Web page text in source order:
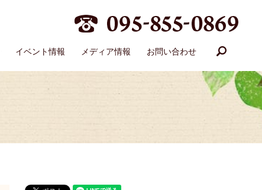
イベント情報 メディア情報 お問い合わせ